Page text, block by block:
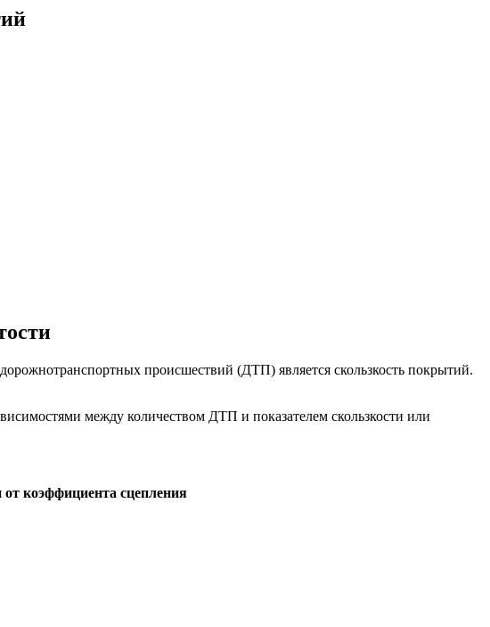
происшествий (ДТП) является скользкость покрытий.
между количеством ДТП и показателем скользкости или
коэффициента сцепления